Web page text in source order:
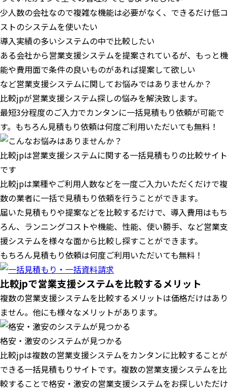
少人数の会社なので複雑な機能は必要がなく、できるだけ低コ
ストのシステムを使いたい
導入実績の多いシステムの中で比較したい
ある会社から営業支援システムを提案されているが、もっと機
能や費用面で条件の良いものがあれば提案して欲しい
など営業支援システムに関してお悩みではありませんか？
比較jpが営業支援システム探しの悩みを解決致します。
最短3分程度のご入力でカンタンに一括見積もり依頼が可能で
す。もちろん見積もり依頼は何度ご利用いただいても無料！
比較jpは営業支援システムに関する一括見積もりの比較サイト
です
比較jpは業種やご利用人数などを一度ご入力いただくだけで複
数の業者に一括で見積もり依頼を行うことができます。
届いた見積もりや提案などを比較するだけで、導入費用はもち
ろん、ランニングコストや機能、性能、使い勝手、など営業支
援システムを様々な面から比較し探すことができます。
もちろん見積もり依頼は何度ご利用いただいても無料！
比較jpで営業支援システムを比較するメリット
複数の営業支援システムを比較するメリットは価格だけはあり
ません。他にも様々なメリットがあります。
格安・激安のシステムが見つかる
比較jpは複数の営業支援システムをカンタンに比較することが
できる一括見積もりサイトです。複数の営業支援システムを比
較することで格安・激安の営業支援システムをお探しいただけ